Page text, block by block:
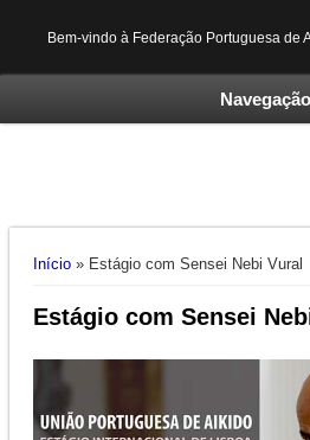
Bem-vindo à Federação Portuguesa de
Navegação
Está aqui
Início» Estágio com Sensei Nebi Vural
Estágio com Sensei